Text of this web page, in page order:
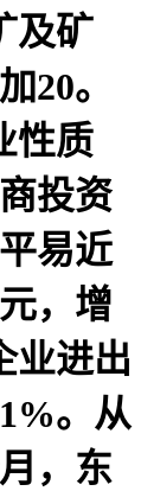
及矿
20。
性质
投资
易近
，增
业进出
。从
，东